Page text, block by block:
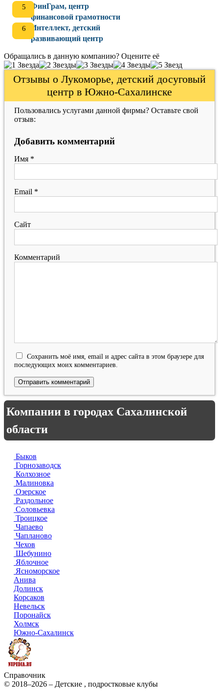
ФинГрам, центр
финансовой грамотности
Интеллект, детский
развивающий центр
Обращались в данную компанию? Оцените её
Отзывы о Лукоморье, детский досуговый
центр в Южно-Сахалинске
Пользовались услугами данной фирмы? Оставьте свой
отзыв:
Добавить комментарий
Имя *
Email *
Сайт
Комментарий
Сохранить моё имя, email и адрес сайта в этом браузере для
последующих моих комментариев.
Компании в городах Сахалинской
области
Быков
Горнозаводск
Колхозное
Малиновка
Озерское
Раздольное
Соловьевка
Троицкое
Чапаево
Чапланово
Чехов
Шебунино
Яблочное
Ясноморское
Анива
Долинск
Корсаков
Невельск
Поронайск
Холмск
Южно-Сахалинск
Справочник
© 2018–2026 – Детские , подростковые клубы